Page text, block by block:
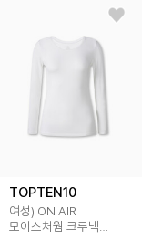
TOPTEN10
여성) ON AIR
모이스처웜 크루넥